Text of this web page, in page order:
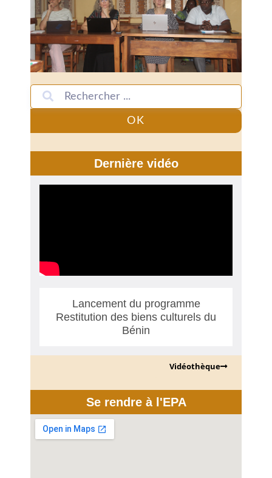
OK
Dernière vidéo
Lancement du programme
Restitution des biens culturels du
Bénin
Vidéothèque
Se rendre à l'EPA